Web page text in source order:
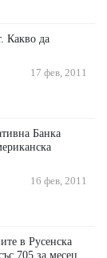
Какво да
17 фев, 2011
Банка
16 фев, 2011
в Русенска
705 за месец